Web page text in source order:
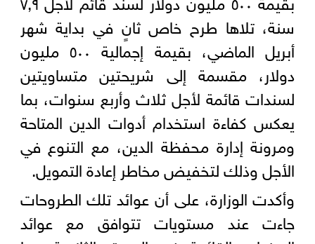
سنة، تلاها طرح خاص ثانٍ في بداية شهر
أبريل الماضي، بقيمة إجمالية ٥٠٠ مليون
دولار، مقسمة إلى شريحتين متساويتين
لسندات قائمة لأجل ثلاث وأربع سنوات، بما
يعكس كفاءة استخدام أدوات الدين المتاحة
ومرونة إدارة محفظة الدين، مع التنوع في
الأجل وذلك لتخفيض مخاطر إعادة التمويل.
وأكدت الوزارة، على أن عوائد تلك الطروحات
جاءت عند مستويات تتوافق مع عوائد